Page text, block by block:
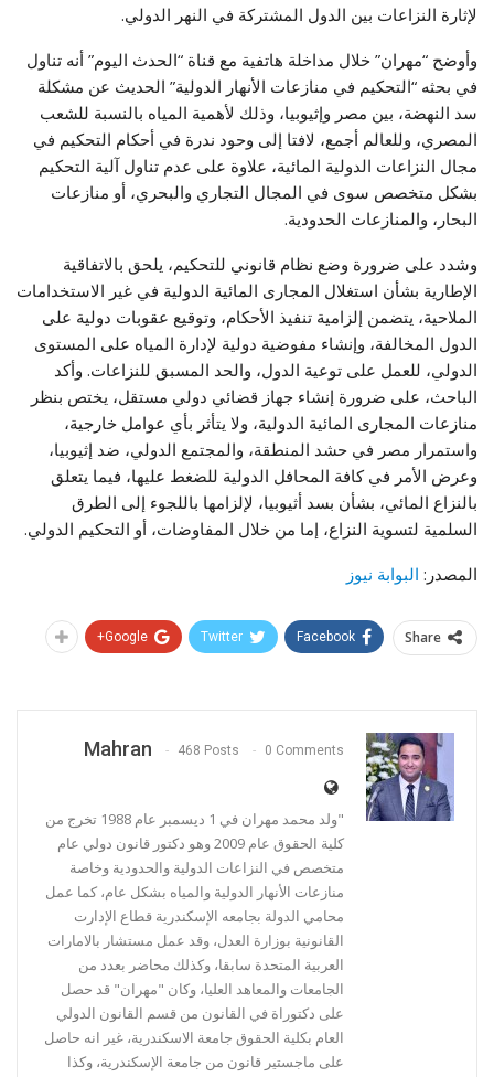
لإثارة النزاعات بين الدول المشتركة في النهر الدولي.
وأوضح “مهران” خلال مداخلة هاتفية مع قناة “الحدث اليوم” أنه تناول
في بحثه “التحكيم في منازعات الأنهار الدولية” الحديث عن مشكلة
سد النهضة، بين مصر وإثيوبيا، وذلك لأهمية المياه بالنسبة للشعب
المصري، وللعالم أجمع، لافتا إلى وحود ندرة في أحكام التحكيم في
مجال النزاعات الدولية المائية، علاوة على عدم تناول آلية التحكيم
بشكل متخصص سوى في المجال التجاري والبحري، أو منازعات
البحار، والمنازعات الحدودية.
وشدد على ضرورة وضع نظام قانوني للتحكيم، يلحق بالاتفاقية
الإطارية بشأن استغلال المجارى المائية الدولية في غير الاستخدامات
الملاحية، يتضمن إلزامية تنفيذ الأحكام، وتوقيع عقوبات دولية على
الدول المخالفة، وإنشاء مفوضية دولية لإدارة المياه على المستوى
الدولي، للعمل على توعية الدول، والحد المسبق للنزاعات. وأكد
الباحث، على ضرورة إنشاء جهاز قضائي دولي مستقل، يختص بنظر
منازعات المجارى المائية الدولية، ولا يتأثر بأي عوامل خارجية،
واستمرار مصر في حشد المنطقة، والمجتمع الدولي، ضد إثيوبيا،
وعرض الأمر في كافة المحافل الدولية للضغط عليها، فيما يتعلق
بالنزاع المائي، بشأن بسد أثيوبيا، لإلزامها باللجوء إلى الطرق
السلمية لتسوية النزاع، إما من خلال المفاوضات، أو التحكيم الدولي.
المصدر: البوابة نيوز
Share
Facebook
Twitter
Google+
Mahran 468 Posts 0 Comments
"ولد محمد مهران في 1 ديسمبر عام 1988 تخرج من
كلية الحقوق عام 2009 وهو دكتور قانون دولي عام
متخصص في النزاعات الدولية والحدودية وخاصة
منازعات الأنهار الدولية والمياه بشكل عام، كما عمل
محامي الدولة بجامعه الإسكندرية قطاع الإدارت
القانونية بوزارة العدل، وقد عمل مستشار بالامارات
العربية المتحدة سابقا، وكذلك محاضر بعدد من
الجامعات والمعاهد العليا، وكان "مهران" قد حصل
على دكتوراة في القانون من قسم القانون الدولي
العام بكلية الحقوق جامعة الاسكندرية، غير انه حاصل
على ماجستير قانون من جامعة الإسكندرية، وكذا